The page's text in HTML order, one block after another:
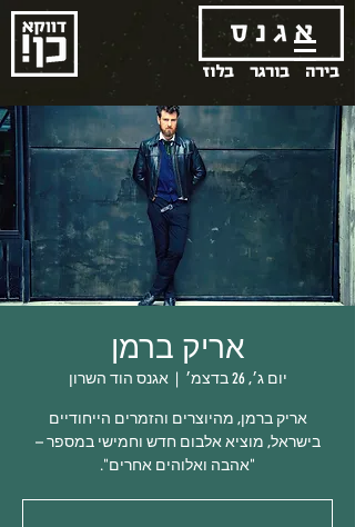
בלוז בורגר בירה
אריק ברמן
יום ג׳, 26 בדצמ׳
  |
אגנס הוד השרון
אריק ברמן, מהיוצרים והזמרים הייחודיים
בישראל, מוציא אלבום חדש וחמישי במספר –
"אהבה ואלוהים אחרים".